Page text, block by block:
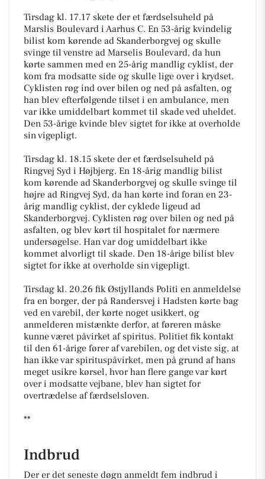
Tirsdag kl. 17.17 skete der et færdselsuheld på
Marslis Boulevard i Aarhus C. En 53-årig kvindelig
bilist kom kørende ad Skanderborgvej og skulle
svinge til venstre ad Marselis Boulevard, da hun
kørte sammen med en 25-årig mandlig cyklist, der
kom fra modsatte side og skulle lige over i krydset.
Cyklisten røg ind over bilen og ned på asfalten, og
han blev efterfølgende tilset i en ambulance, men
var ikke umiddelbart kommet til skade ved uheldet.
Den 53-årige kvinde blev sigtet for ikke at overholde
sin vigepligt.
Tirsdag kl. 18.15 skete der et færdselsuheld på
Ringvej Syd i Højbjerg. En 18-årig mandlig bilist
kom kørende ad Skanderborgvej og skulle svinge til
højre ad Ringvej Syd, da han kørte ind foran en 23-
årig mandlig cyklist, der cyklede ligeud ad
Skanderborgvej. Cyklisten røg over bilen og ned på
asfalten, og blev kørt til hospitalet for nærmere
undersøgelse. Han var dog umiddelbart ikke
kommet alvorligt til skade. Den 18-årige bilist blev
sigtet for ikke at overholde sin vigepligt.
Tirsdag kl. 20.26 fik Østjyllands Politi en anmeldelse
fra en borger, der på Randersvej i Hadsten kørte bag
ved en varebil, der kørte noget usikkert, og
anmelderen mistænkte derfor, at føreren måske
kunne været påvirket af spiritus. Politiet fik kontakt
til den 61-årige fører af varebilen, og det viste sig, at
han ikke var spirituspåvirket, men på grund af hans
meget usikre kørsel, hvor han flere gange var kørt
over i modsatte vejbane, blev han sigtet for
overtrædelse af færdselsloven.
**
Indbrud
Der er det seneste døgn anmeldt fem indbrud i